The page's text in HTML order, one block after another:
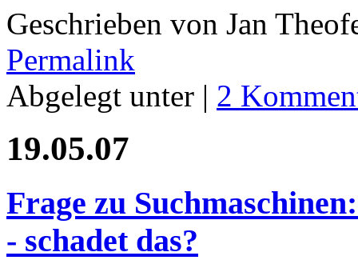
Geschrieben von Jan
Permalink
Abgelegt unter | 2
19.05.07
Frage zu
- schadet das?